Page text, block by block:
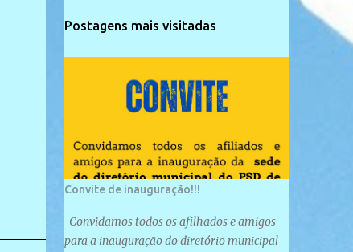
Postagens mais visitadas
Convite de inauguração!!!
Convidamos todos os afilhados e amigos
para a inauguração do diretório municipal